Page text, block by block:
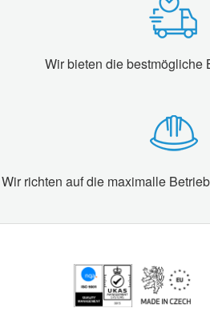
Wir bieten die bestmögliche
Wir richten auf die maximalle